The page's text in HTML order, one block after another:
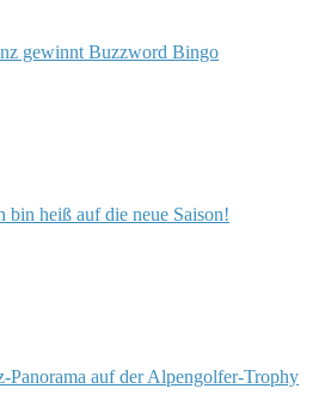
gewinnt Buzzword Bingo
bin heiß auf die neue Saison!
Panorama auf der Alpengolfer-Trophy